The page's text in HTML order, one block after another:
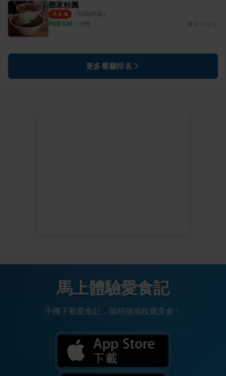
鄧家粉圓
4.4 （ 45則評論）
均消 $20 ・ 小吃
更多餐廳排名
馬上體驗愛食記
手機下載愛食記，隨時隨地收藏美食！